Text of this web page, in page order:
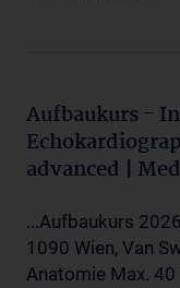
Aufbaukurs -
advanced |
...Aufbaukurs
1090 Wien, Van
Anatomie Max.